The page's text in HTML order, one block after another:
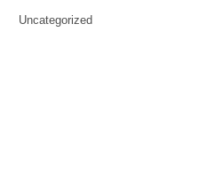
Uncategorized